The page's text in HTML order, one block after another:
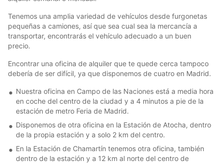
Tenemos una amplia variedad de vehículos desde furgonetas
pequeñas a camiones, así que sea cual sea la mercancía a
transportar, encontrarás el vehículo adecuado a un buen
precio.
Encontrar una oficina de alquiler que te quede cerca tampoco
debería de ser difícil, ya que disponemos de cuatro en Madrid.
Nuestra oficina en Campo de las Naciones está a media hora
en coche del centro de la ciudad y a 4 minutos a pie de la
estación de metro Feria de Madrid.
Disponemos de otra oficina en la Estación de Atocha, dentro
de la propia estación y a solo 2 km del centro.
En la Estación de Chamartín tenemos otra oficina, también
dentro de la estación y a 12 km al norte del centro de